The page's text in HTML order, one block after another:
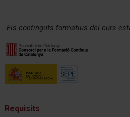
Els continguts formatius del curs
Requisits